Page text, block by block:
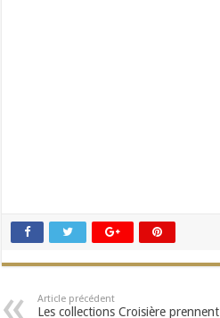
Article précédent
Les collections Croisière prennent